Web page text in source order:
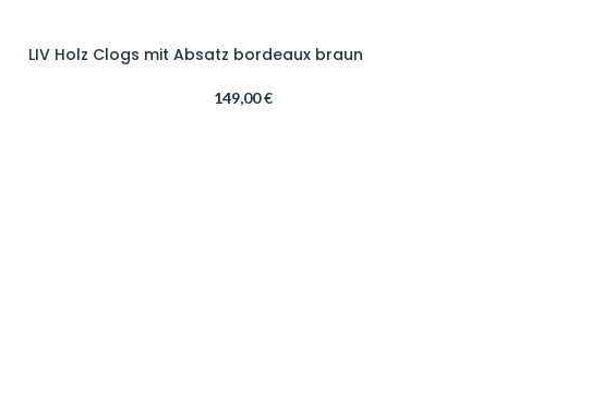
LIV Holz Clogs mit Absatz bordeaux braun
149,00€